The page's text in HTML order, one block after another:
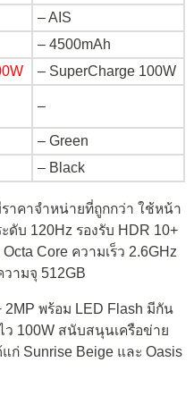
– AIS
– 4500mAh
– SuperCharge 100W
–
– Green
– Black
าคาจำหน่ายที่ถูกกว่า ใช้หน้า
ดับ 120Hz รองรับ HDR 10+
Core ความเร็ว 2.6GHz
ามจุ 512GB
พร้อม LED Flash มีกัน
ว 100W สนับสนุนเครือข่าย
ก่ Sunrise Beige และ Oasis